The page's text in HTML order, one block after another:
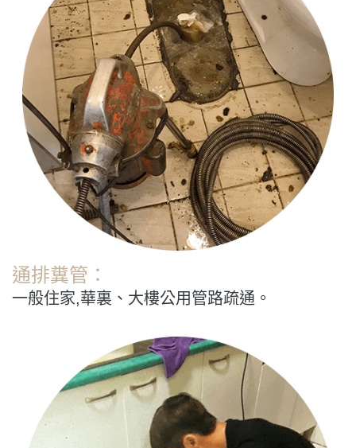
通排糞管：
一般住家,華裏、大樓公用管路疏通。